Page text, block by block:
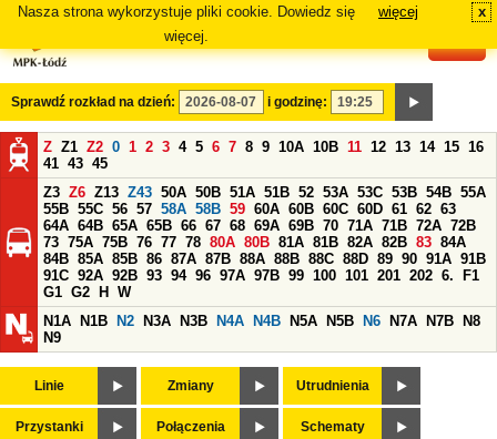
Nasza strona wykorzystuje pliki cookie. Dowiedz się
więcej.
więcej x
Sprawdź rozkład na dzień: i godzinę:
Z Z1 Z2 0 1 2 3 4 5 6 7 8 9 10A 10B 11 12 13 14 15 16
41 43 45
Z3 Z6 Z13 Z43 50A 50B 51A 51B 52 53A 53C 53B 54B 55A
55B 55C 56 57 58A 58B 59 60A 60B 60C 60D 61 62 63
64A 64B 65A 65B 66 67 68 69A 69B 70 71A 71B 72A 72B
73 75A 75B 76 77 78 80A 80B 81A 81B 82A 82B 83 84A
84B 85A 85B 86 87A 87B 88A 88B 88C 88D 89 90 91A 91B
91C 92A 92B 93 94 96 97A 97B 99 100 101 201 202 6.
F1
G1 G2 H
W
N1A
N1B N2 N3A N3B N4A N4B N5A N5B N6 N7A N7B
N8
N9
Linie Zmiany Utrudnienia
Przystanki Połączenia Schematy